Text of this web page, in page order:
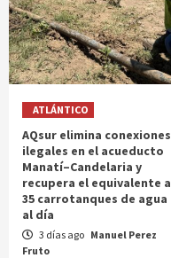
ATLÁNTICO
AQsur elimina conexiones
ilegales en el acueducto
Manatí–Candelaria y
recupera el equivalente a
35 carrotanques de agua
al día
3 días ago Manuel Perez
Fruto